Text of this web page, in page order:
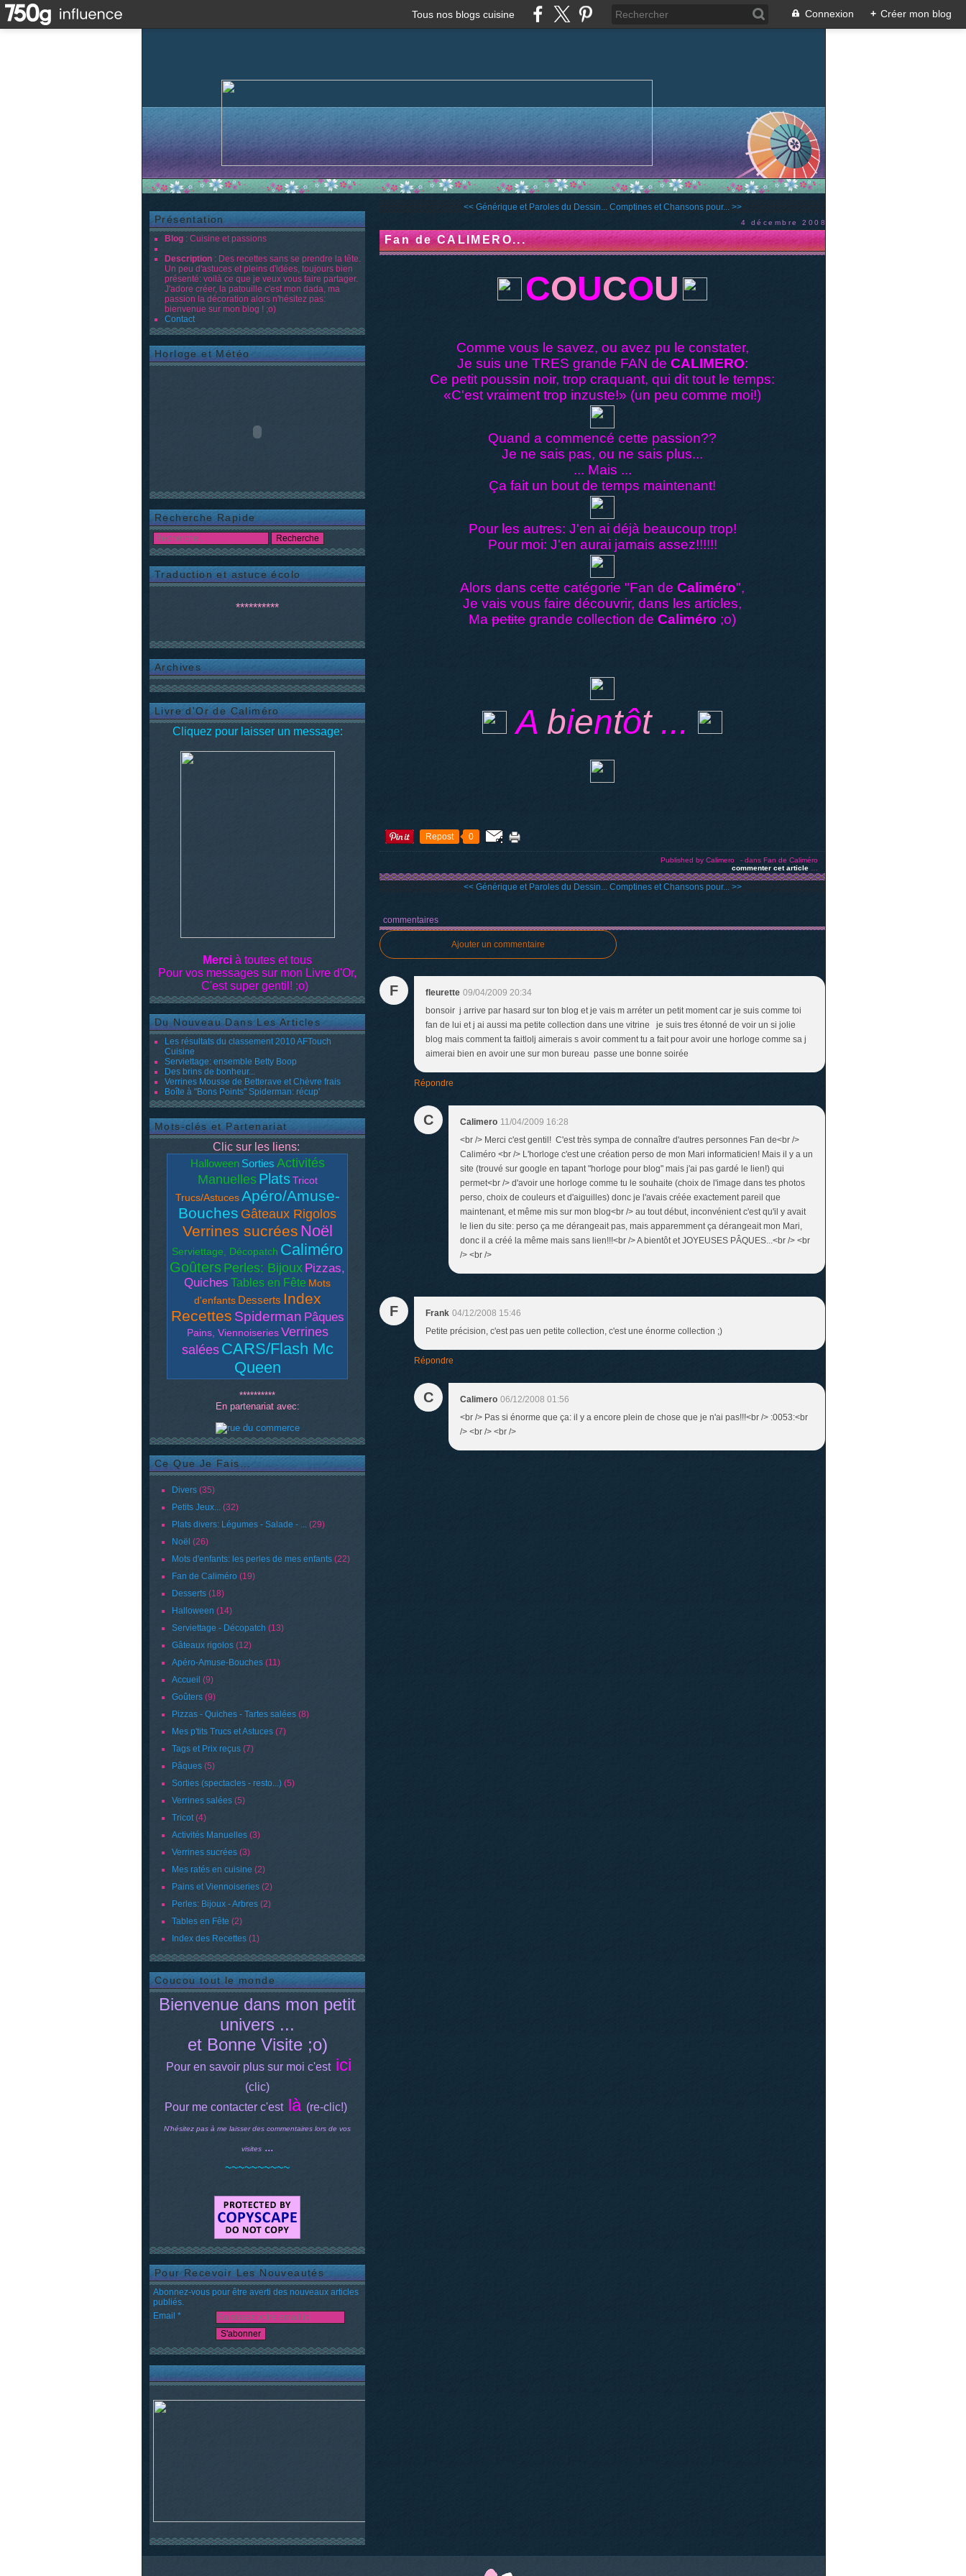
Tous nos blogs cuisine Connexion + Créer mon blog
Présentation
Blog : Cuisine et passions
Description : Des recettes sans se prendre la tête.
Un peu d'astuces et pleins d'idées, toujours bien
présenté: voilà ce que je veux vous faire partager.
J'adore créer, la patouille c'est mon dada, ma
passion la décoration alors n'hésitez pas:
bienvenue sur mon blog ! ;o)
Contact
Horloge et Météo
Recherche Rapide
Traduction et astuce écolo
**********
Archives
Livre d'Or de Caliméro
Cliquez pour laisser un message:
Merci à toutes et tous
Pour vos messages sur mon Livre d'Or,
C'est super gentil! ;o)
Du Nouveau Dans Les Articles
Les résultats du classement 2010 AFTouch
Cuisine
Serviettage: ensemble Betty Boop
Des brins de bonheur...
Verrines Mousse de Betterave et Chèvre frais
Boîte à "Bons Points" Spiderman: récup'
Mots-clés et Partenariat
Clic sur les liens:
Halloween Sorties Activités
Manuelles Plats Tricot
Trucs/Astuces Apéro/Amuse-
Bouches Gâteaux Rigolos
Verrines sucrées Noël
Serviettage, Décopatch Caliméro
Goûters Perles: Bijoux Pizzas,
Quiches Tables en Fête Mots
d'enfants Desserts Index
Recettes Spiderman Pâques
Pains, Viennoiseries Verrines
salées CARS/Flash Mc
Queen
**********
En partenariat avec:
Ce Que Je Fais...
Divers (35)
Petits Jeux... (32)
Plats divers: Légumes - Salade - ... (29)
Noël (26)
Mots d'enfants: les perles de mes enfants (22)
Fan de Caliméro (19)
Desserts (18)
Halloween (14)
Serviettage - Décopatch (13)
Gâteaux rigolos (12)
Apéro-Amuse-Bouches (11)
Accueil (9)
Goûters (9)
Pizzas - Quiches - Tartes salées (8)
Mes p'tits Trucs et Astuces (7)
Tags et Prix reçus (7)
Pâques (5)
Sorties (spectacles - resto...) (5)
Verrines salées (5)
Tricot(4)
Activités Manuelles (3)
Verrines sucrées (3)
Mes ratés en cuisine (2)
Pains et Viennoiseries (2)
Perles: Bijoux - Arbres (2)
Tables en Fête (2)
Index des Recettes (1)
Coucou tout le monde
Bienvenue dans mon petit
univers ...
et Bonne Visite ;o)
Pour en savoir plus sur moi c'est ici
(clic)
Pour me contacter c'est là (re-clic!)
N'hésitez pas à me laisser des commentaires lors de vos
visites ...
~~~~~~~~~~
Pour Recevoir Les Nouveautés
Abonnez-vous pour être averti des nouveaux articles
publiés.
Email
<< Générique et Paroles du Dessin... Comptines et Chansons pour... >>
4 décembre 2008
Fan de CALIMERO...
COUCOU
Comme vous le savez, ou avez pu le constater,
Je suis une TRES grande FAN de CALIMERO:
Ce petit poussin noir, trop craquant, qui dit tout le temps:
«C'est vraiment trop inzuste!» (un peu comme moi!)
Quand a commencé cette passion??
Je ne sais pas, ou ne sais plus...
... Mais ...
Ça fait un bout de temps maintenant!
Pour les autres: J'en ai déjà beaucoup trop!
Pour moi: J'en aurai jamais assez!!!!!!
Alors dans cette catégorie "Fan de Caliméro",
Je vais vous faire découvrir, dans les articles,
Ma petite grande collection de Caliméro ;o)
A bientôt ...
Repost 0
Published by Calimero - dans Fan de Caliméro
commenter cet article
<< Générique et Paroles du Dessin... Comptines et Chansons pour... >>
commentaires
Ajouter un commentaire
F fleurette 09/04/2009 20:34
bonsoir j arrive par hasard sur ton blog et je vais m arréter un petit moment car je suis comme toi
fan de lui et j ai aussi ma petite collection dans une vitrine je suis tres étonné de voir un si jolie
blog mais comment ta faitlolj aimerais s avoir comment tu a fait pour avoir une horloge comme sa j
aimerai bien en avoir une sur mon bureau passe une bonne soirée
Répondre
C Calimero 11/04/2009 16:28
<br /> Merci c'est gentil! C'est très sympa de connaître d'autres personnes Fan de<br />
Caliméro <br /> L'horloge c'est une création perso de mon Mari informaticien! Mais il y a un
site (trouvé sur google en tapant "horloge pour blog" mais j'ai pas gardé le lien!) qui
permet<br /> d'avoir une horloge comme tu le souhaite (choix de l'image dans tes photos
perso, choix de couleurs et d'aiguilles) donc je l'avais créée exactement pareil que
maintenant, et même mis sur mon blog<br /> au tout début, inconvénient c'est qu'il y avait
le lien du site: perso ça me dérangeait pas, mais apparemment ça dérangeait mon Mari,
donc il a créé la même mais sans lien!!!<br /> A bientôt et JOYEUSES PÂQUES...<br /> <br
/> <br />
F Frank 04/12/2008 15:46
Petite précision, c'est pas uen petite collection, c'est une énorme collection ;)
Répondre
C Calimero 06/12/2008 01:56
<br /> Pas si énorme que ça: il y a encore plein de chose que je n'ai pas!!!<br /> :0053:<br
/> <br /> <br />